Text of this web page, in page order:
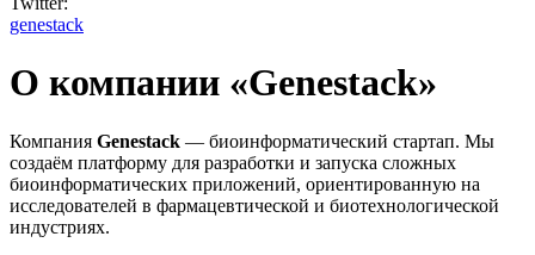
genestack
О компании «Genestack»
Компания Genestack — биоинформатический стартап. Мы
создаём платформу для разработки и запуска сложных
биоинформатических приложений, ориентированную на
исследователей в фармацевтической и биотехнологической
индустриях.